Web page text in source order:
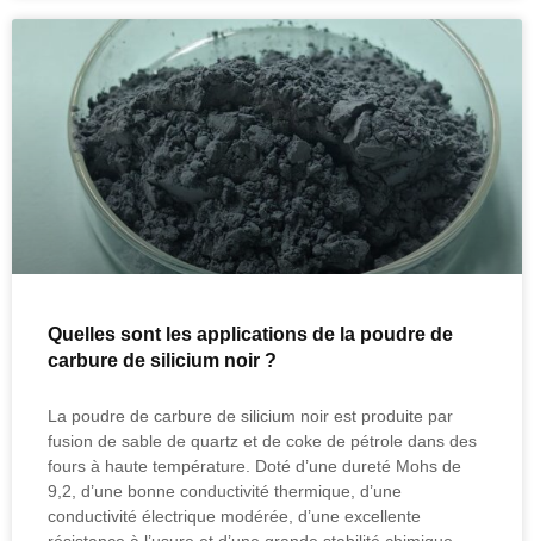
Quelles sont les applications de la poudre de
carbure de silicium noir ?
La poudre de carbure de silicium noir est produite par
fusion de sable de quartz et de coke de pétrole dans des
fours à haute température. Doté d’une dureté Mohs de
9,2, d’une bonne conductivité thermique, d’une
conductivité électrique modérée, d’une excellente